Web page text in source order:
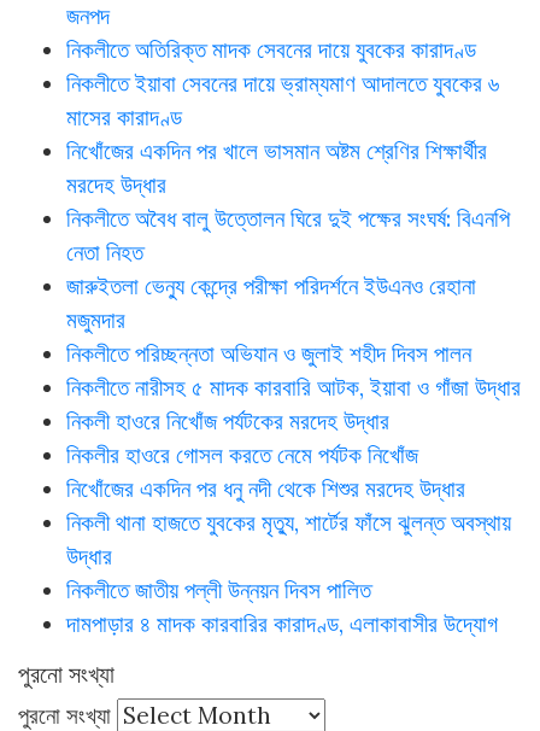
জনপদ
নিকলীতে অতিরিক্ত মাদক সেবনের দায়ে যুবকের কারাদণ্ড
নিকলীতে ইয়াবা সেবনের দায়ে ভ্রাম্যমাণ আদালতে যুবকের ৬
মাসের কারাদণ্ড
নিখোঁজের একদিন পর খালে ভাসমান অষ্টম শ্রেণির শিক্ষার্থীর
মরদেহ উদ্ধার
নিকলীতে অবৈধ বালু উত্তোলন ঘিরে দুই পক্ষের সংঘর্ষ: বিএনপি
নেতা নিহত
জারুইতলা ভেন্যু কেন্দ্রে পরীক্ষা পরিদর্শনে ইউএনও রেহানা
মজুমদার
নিকলীতে পরিচ্ছন্নতা অভিযান ও জুলাই শহীদ দিবস পালন
নিকলীতে নারীসহ ৫ মাদক কারবারি আটক, ইয়াবা ও গাঁজা উদ্ধার
নিকলী হাওরে নিখোঁজ পর্যটকের মরদেহ উদ্ধার
নিকলীর হাওরে গোসল করতে নেমে পর্যটক নিখোঁজ
নিখোঁজের একদিন পর ধনু নদী থেকে শিশুর মরদেহ উদ্ধার
নিকলী থানা হাজতে যুবকের মৃত্যু, শার্টের ফাঁসে ঝুলন্ত অবস্থায়
উদ্ধার
নিকলীতে জাতীয় পল্লী উন্নয়ন দিবস পালিত
দামপাড়ার ৪ মাদক কারবারির কারাদণ্ড, এলাকাবাসীর উদ্যোগ
পুরনো সংখ্যা
পুরনো সংখ্যা